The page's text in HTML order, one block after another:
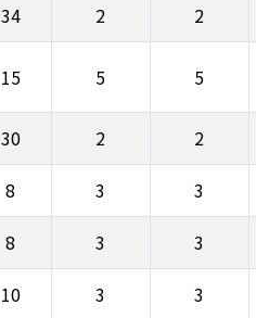
34 2 2
15 5 5
30 2 2
8 3 3
8 3 3
10 3 3